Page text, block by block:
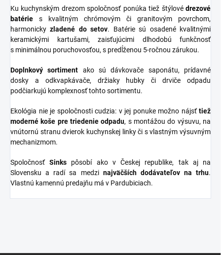
Ku kuchynským drezom spoločnosť ponúka tiež štýlové drezové
batérie s kvalitným chrómovým či granitovým povrchom,
harmonickyzladené do setov. Batérie sú osadené kvalitnými
keramickými kartušami, zaisťujúcimi dlhodobú funkčnosť
s minimálnou poruchovosťou, s predĺženou 5-ročnou zárukou.
Doplnkový sortiment ako sú dávkovače saponátu, prídavné
dosky a odkvapkávače, držiaky hubky či drviče odpadu
podčiarkujú komplexnosť tohto sortimentu.
Ekológia nie je spoločnosti cudzia: v jej ponuke možno nájsťtiež
moderné koše pre triedenie odpadu, s montážou do výsuvu, na
vnútornú stranu dvierok kuchynskej linky či s vlastným výsuvným
mechanizmom.
SpoločnosťSinks pôsobí ako v Českej republike, tak aj na
Slovensku a radí sa medzi najväčších dodávateľov na trhu.
Vlastnú kamennú predajňu má v Pardubiciach.